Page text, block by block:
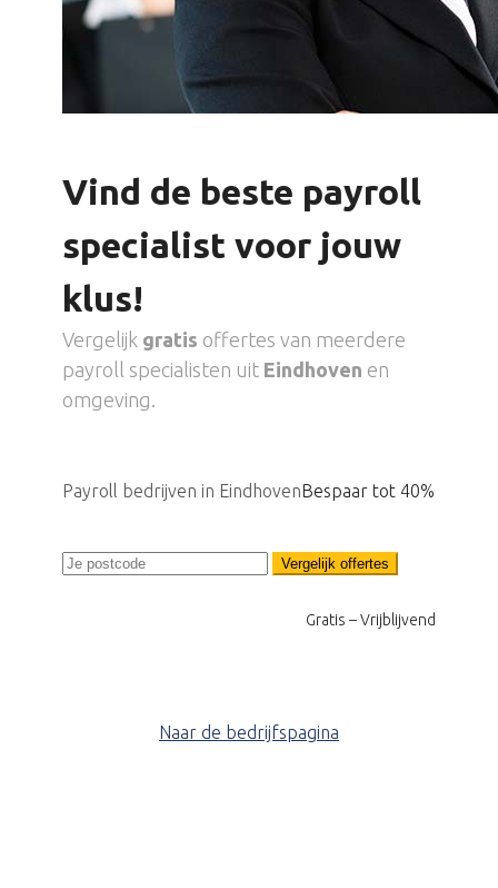
Vind de beste payroll
specialist voor jouw
klus!
Vergelijk gratis offertes van meerdere
payroll specialisten uit Eindhoven en
omgeving.
Payroll bedrijven in EindhovenBespaar tot 40%
Vergelijk offertes
Gratis – Vrijblijvend
Naar de bedrijfspagina